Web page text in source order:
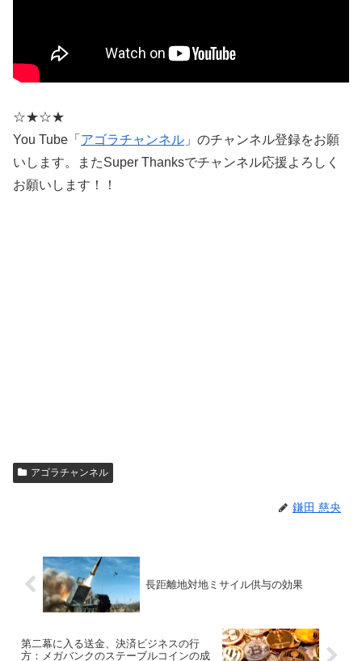
☆★☆★
You Tube「 アゴラチャンネル 」のチャンネル登録をお願
いします。またSuper Thanksでチャンネル応援よろしく
お願いします！！
アゴラチャンネル
鎌田 慈央
長距離地対地ミサイル供与の効果
第二幕に入る送金、決済ビジネスの行
方：メガバンクのステーブルコインの成